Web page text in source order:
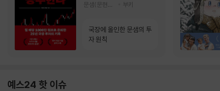
부키
국장에 올인한 문샘의 투
자 원칙
예스24 핫 이슈